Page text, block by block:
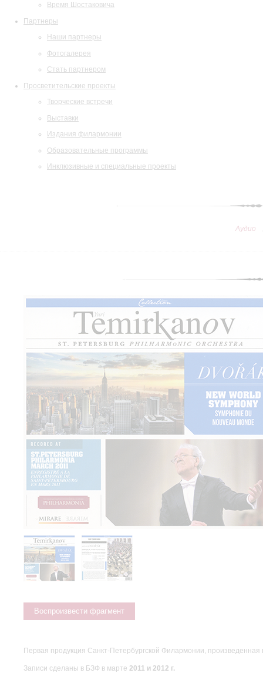
Время Шостаковича
Партнеры
Наши партнеры
Фотогалерея
Стать партнером
Просветительские проекты
Творческие встречи
Выставки
Издания филармонии
Образовательные программы
Инклюзивные и специальные проекты
Аудио
Воспроизвести фрагмент
Первая продукция Санкт-Петербургской Филармонии,
Записи сделаны в БЗФ в марте 2011 и 2012 г.